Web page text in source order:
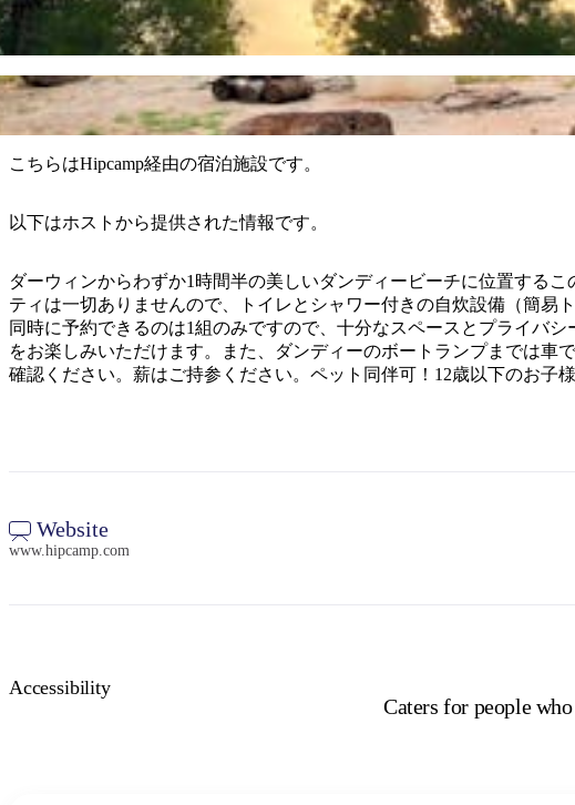
こちらはHipcamp経由の宿泊施設です。
以下はホストから提供された情報です。
ダーウィンからわずか1時間半の美しいダンディービーチに位置する
ティは一切ありませんので、トイレとシャワー付きの自炊設備（簡易
同時に予約できるのは1組のみですので、十分なスペースとプライバ
をお楽しみいただけます。また、ダンディーのボートランプまでは
確認ください。薪はご持参ください。ペット同伴可！12歳以下のお子
Website
www.hipcamp.com
Accessibility
Caters for people